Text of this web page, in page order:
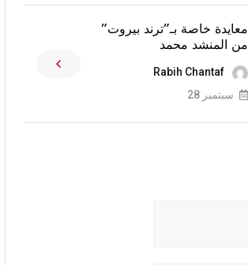
معايدة خاصة بـ”ترند بيروت”
من المنشد محمد
Rabih Chantaf
سبتمبر 28